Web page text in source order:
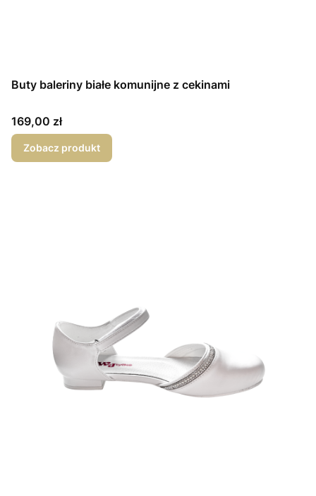
Buty baleriny białe komunijne z cekinami
Cena
169,00 zł
Zobacz produkt